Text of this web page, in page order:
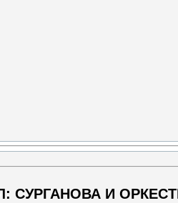
СУРГАНОВА И